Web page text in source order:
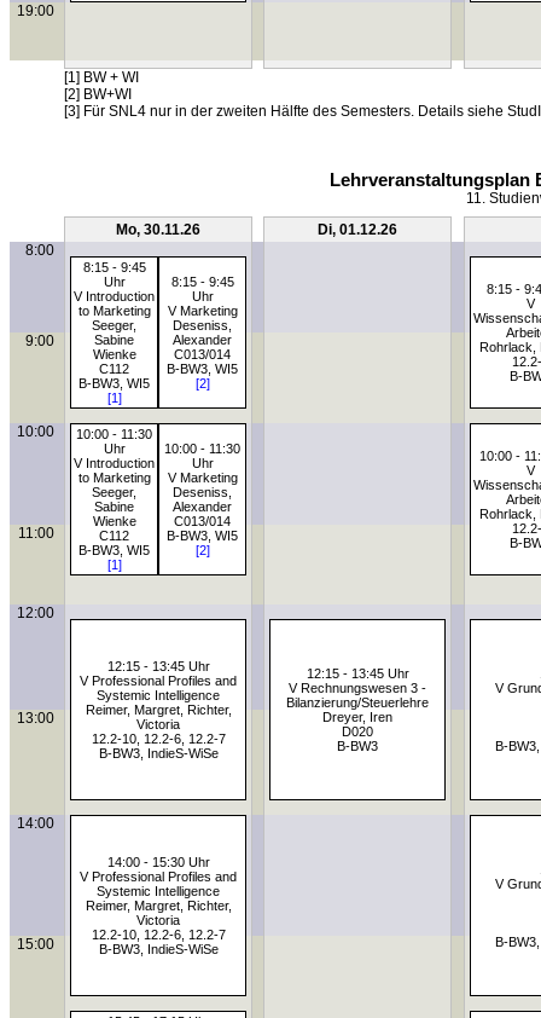
19:00
[1] BW + WI
[2] BW+WI
[3] Für SNL4 nur in der zweiten Hälfte des Semesters. Details siehe
Lehrveranstaltungsplan
11.
Mo, 30.11.26
Di, 01.12.26
8:00
8:15 - 9:45
Uhr
V Introduction
to Marketing
Seeger,
Sabine
Wienke
C112
B-BW3, WI5
[1]
8:15 - 9:45
Uhr
V Marketing
Deseniss,
Alexander
C013/014
B-BW3, WI5
[2]
8:15 -
V
Rohrlack,
B-
9:00
10:00
10:00 - 11:30
Uhr
V Introduction
to Marketing
Seeger,
Sabine
Wienke
C112
B-BW3, WI5
[1]
10:00 - 11:30
Uhr
V Marketing
Deseniss,
Alexander
C013/014
B-BW3, WI5
[2]
10:00 -
V
Rohrlack,
B-
11:00
12:00
12:15 - 13:45 Uhr
V Professional Profiles and
Systemic Intelligence
Reimer, Margret, Richter,
Victoria
12.2-10, 12.2-6, 12.2-7
B-BW3, IndieS-WiSe
12:15 - 13:45 Uhr
V Rechnungswesen 3 -
Bilanzierung/Steuerlehre
Dreyer, Iren
D020
B-BW3
V
B-
13:00
14:00
14:00 - 15:30 Uhr
V Professional Profiles and
Systemic Intelligence
Reimer, Margret, Richter,
Victoria
12.2-10, 12.2-6, 12.2-7
B-BW3, IndieS-WiSe
V
B-
15:00